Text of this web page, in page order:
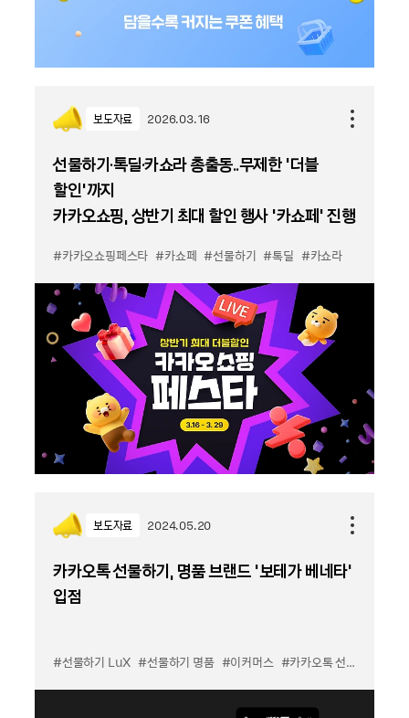
보도자료 2026.03.16
선물하기·톡딜·카쇼라 총출동..무제한 ‘더블
할인’까지
카카오쇼핑, 상반기 최대 할인 행사 ‘카쇼페’ 진행
#카카오쇼핑페스타 #카쇼페 #선물하기 #톡딜 #카쇼라
보도자료 2024.05.20
카카오톡 선물하기, 명품 브랜드 ‘보테가 베네타’
입점
#선물하기 LuX #선물하기 명품 #이커머스 #카카오톡 선물하기